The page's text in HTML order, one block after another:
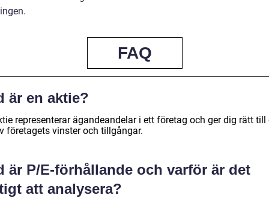
FAQ
är en aktie?
representerar ägandeandelar i ett företag och ger dig rätt till
företagets vinster och tillgångar.
är P/E-förhållande och varför är det
att analysera?